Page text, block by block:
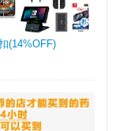
(14%OFF)